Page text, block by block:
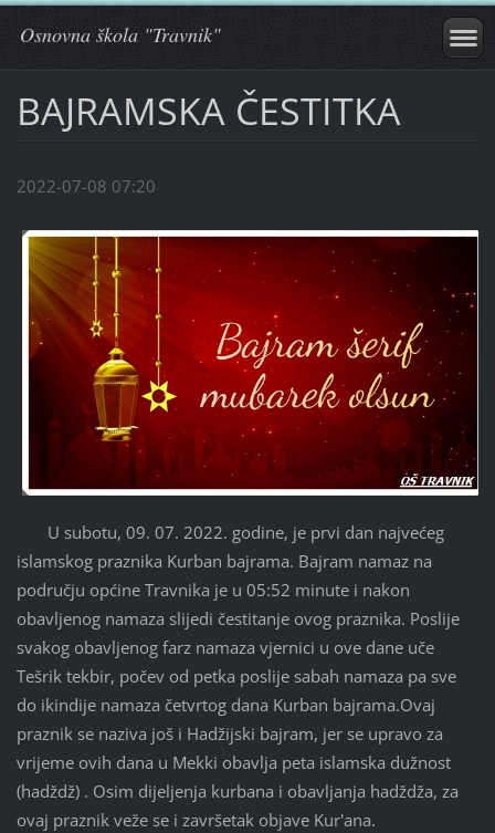
Osnovna škola "Travnik"
BAJRAMSKA ČESTITKA
2022-07-08 07:20
U subotu, 09. 07. 2022. godine, je prvi dan najvećeg
islamskog praznika Kurban bajrama. Bajram namaz na
području općine Travnika je u 05:52 minute i nakon
obavljenog namaza slijedi čestitanje ovog praznika. Poslije
svakog obavljenog farz namaza vjernici u ove dane uče
Tešrik tekbir, počev od petka poslije sabah namaza pa sve
do ikindije namaza četvrtog dana Kurban bajrama.Ovaj
praznik se naziva još i Hadžijski bajram, jer se upravo za
vrijeme ovih dana u Mekki obavlja peta islamska dužnost
(hadždž) . Osim dijeljenja kurbana i obavljanja hadždža, za
ovaj praznik veže se i završetak objave Kur'ana.